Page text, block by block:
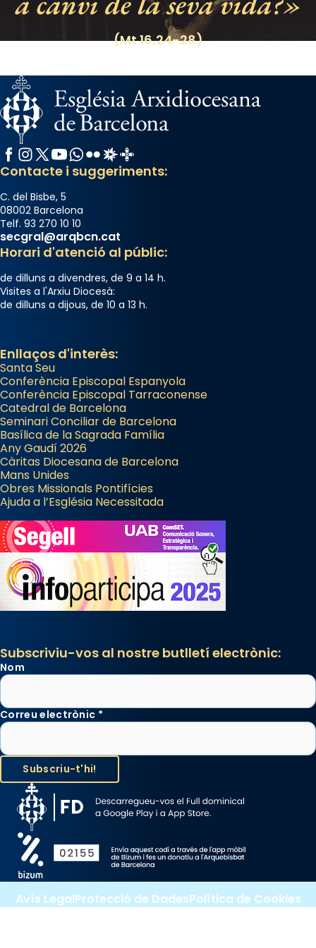
View on Facebook Share
(Mt 16,24-28)
Facebook
Instagram
X / Twitter
YouTube
WhatsApp
FlickrRadio Estel
Catalunya Cristiana
Contacte i suggeriments:
C. del Bisbe, 5
08002 Barcelona
Telf. 93 270 10 10
secgral@arqbcn.cat
Horari d'atenció al públic:
de dilluns a divendres, de 9 a 14 h.
Visites a l'Arxiu Diocesà:
de dilluns a dijous, de 10 a 13 h.
Enllaços d'interès:
Santa Seu
Conferència Episcopal Espanyola
Conferència Episcopal Tarraconense
Catedral de Barcelona
Seminari Conciliar de Barcelona
Basílica de la Sagrada Família
Any Gaudí 2026
Càritas Diocesana de Barcelona
Mans Unides
Obres Missionals Pontifícies
Ajuda a l’Església Necessitada
Subscriviu-vos al nostre butlletí electrònic:
Nom
Correu electrònic *
Avís LegalProtecció de DadesPolítica de Cookies
Canal de denúncia